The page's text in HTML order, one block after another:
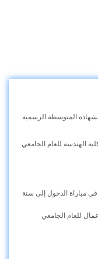
المتوسطة الرسمية
الهندسة للعام الجامعي
مباراة الدخول إلى سنة
للعام الجامعي